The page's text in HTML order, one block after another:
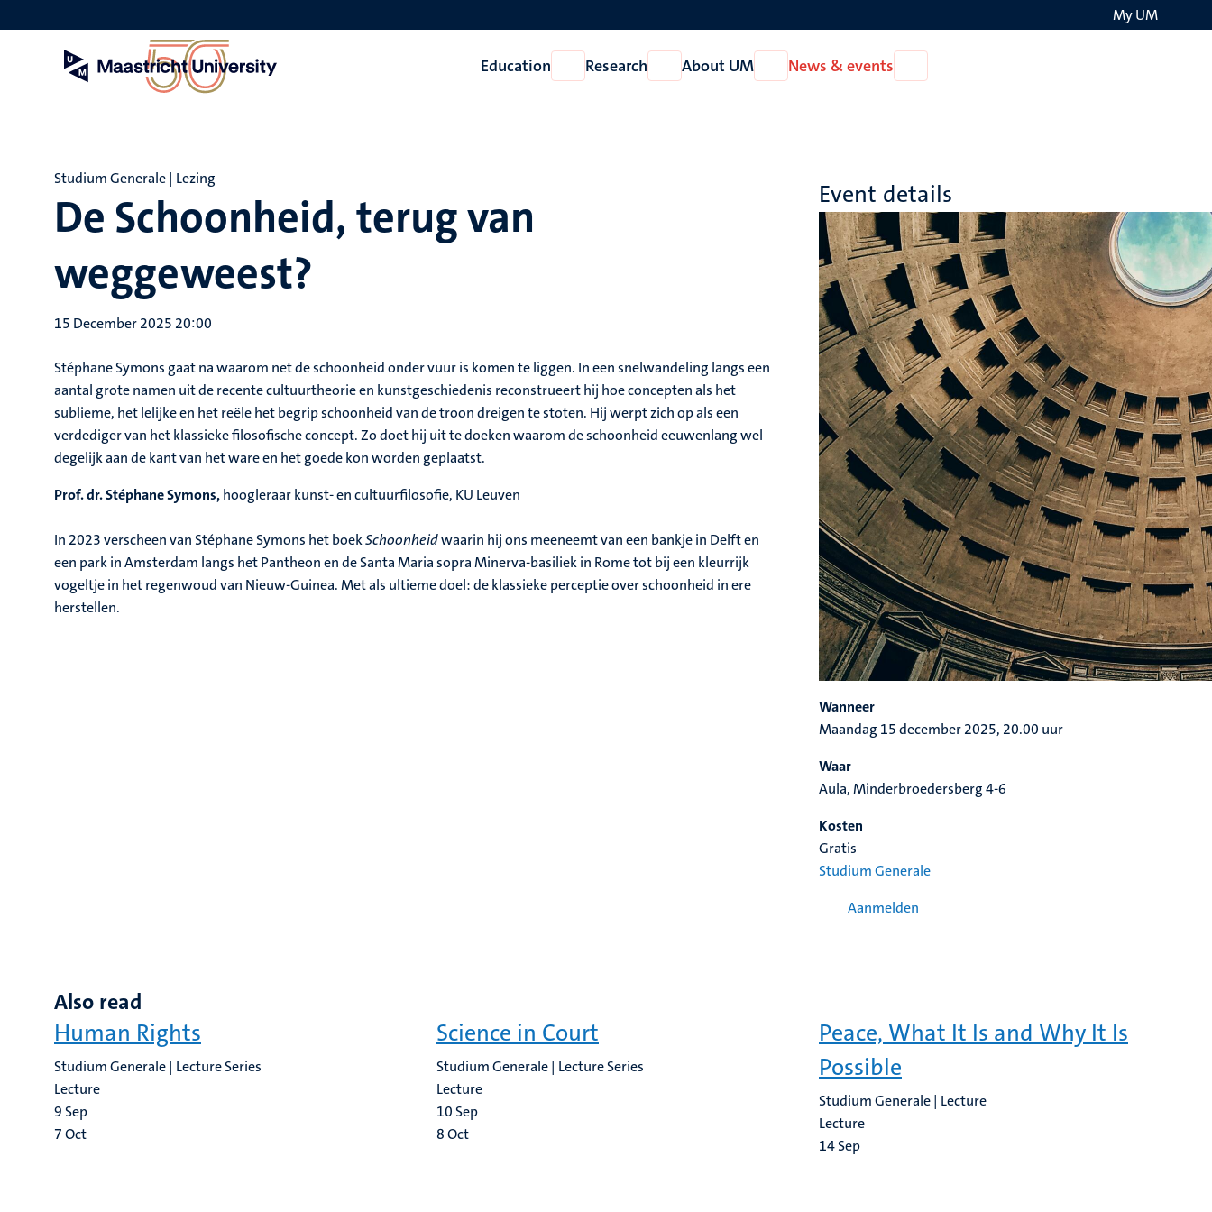
to
My UM
Education
Open
Education
Research
Open
Research
About UM
Open
About
News & events
News
De Schoonheid, terug van
weggeweest?
Studium Generale | Lezing
15 December 2025 20:00
Stéphane Symons gaat na waarom net de schoonheid onder vuur is komen te liggen. In een snelwandeling langs een
aantal grote namen uit de recente cultuurtheorie en kunstgeschiedenis reconstrueert hij hoe concepten als het
sublieme, het lelijke en het reële het begrip schoonheid van de troon dreigen te stoten. Hij werpt zich op als een
verdediger van het klassieke filosofische concept. Zo doet hij uit te doeken waarom de schoonheid eeuwenlang wel
degelijk aan de kant van het ware en het goede kon worden geplaatst.
Prof. dr. Stéphane Symons,hoogleraar kunst- en cultuurfilosofie, KU Leuven
In 2023 verscheen van Stéphane Symons het boekSchoonheidwaarin hij ons meeneemt van een bankje in Delft en
een park in Amsterdam langs het Pantheon en de Santa Maria sopra Minerva-basiliek in Rome tot bij een kleurrijk
vogeltje in het regenwoud van Nieuw-Guinea. Met als ultieme doel: de klassieke perceptie over schoonheid in ere
herstellen.
Event details
Wanneer
Maandag 15 december 2025, 20.00 uur
Waar
Aula, Minderbroedersberg 4-6
Kosten
Gratis
Studium Generale
Aanmelden
Also read
Human Rights
Studium Generale | Lecture Series
Lecture
9 Sep
7Oct
Science in Court
Studium Generale | Lecture Series
Lecture
10 Sep
8Oct
Peace, What It Is and Why It Is
Possible
Studium Generale | Lecture
Lecture
14Sep